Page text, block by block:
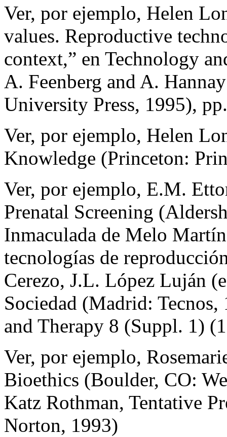
Ver, por ejemplo, Helen
values. Reproductive
context,” en Technology
A. Feenberg and A.
University Press, 1995),
Ver, por ejemplo, Helen
Knowledge (Princeton:
Ver, por ejemplo, E.M.
Prenatal Screening
Inmaculada de Melo
tecnologías de
Cerezo, J.L. López Luján
Sociedad (Madrid:
and Therapy 8 (Suppl. 1)
Ver, por ejemplo,
Bioethics (Boulder, CO:
Katz Rothman, Tentative
Norton, 1993)